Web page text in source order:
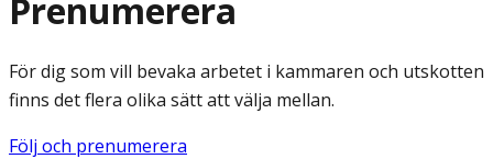
Prenumerera
För dig som vill bevaka arbetet i kammaren och utskotten
finns det flera olika sätt att välja mellan.
Följ och prenumerera